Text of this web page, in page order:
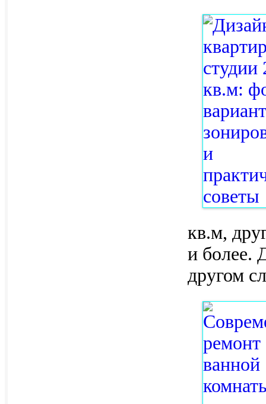
кв.м,
и более.
другом